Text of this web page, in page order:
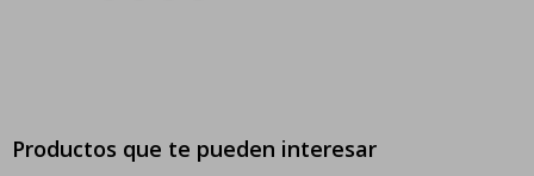
Productos que te pueden interesar